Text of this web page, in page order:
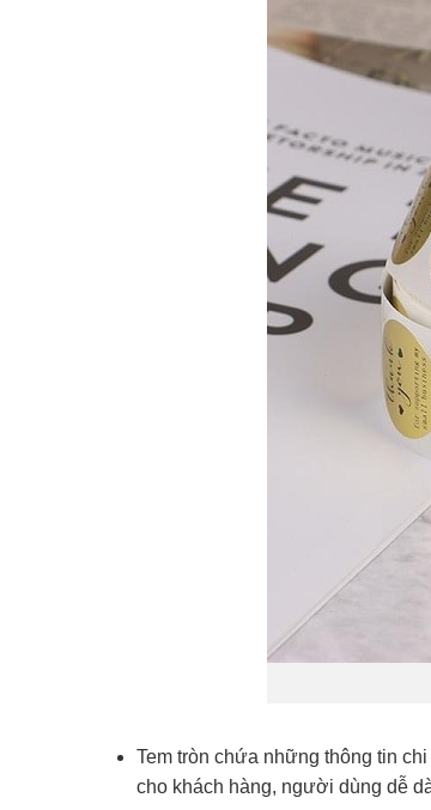
Tem tròn chứa những thông tin
cho khách hàng, người dùng dễ